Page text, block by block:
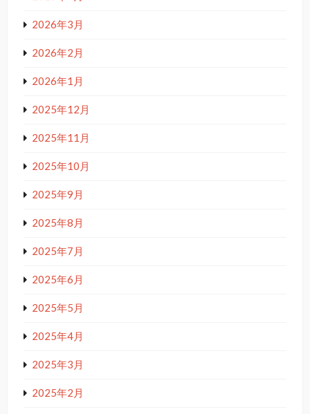
2026年3月
2026年2月
2026年1月
2025年12月
2025年11月
2025年10月
2025年9月
2025年8月
2025年7月
2025年6月
2025年5月
2025年4月
2025年3月
2025年2月